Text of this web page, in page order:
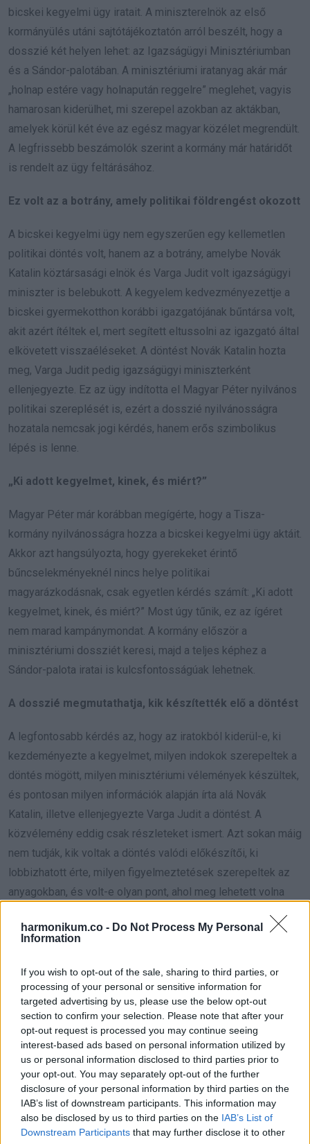
harmonikum.co - Do Not Process My Personal
Information
If you wish to opt-out of the sale, sharing to third parties, or
processing of your personal or sensitive information for
targeted advertising by us, please use the below opt-out
section to confirm your selection. Please note that after your
opt-out request is processed you may continue seeing
interest-based ads based on personal information utilized by
us or personal information disclosed to third parties prior to
your opt-out. You may separately opt-out of the further
disclosure of your personal information by third parties on the
IAB’s list of downstream participants. This information may
also be disclosed by us to third parties on the IAB’s List of
Downstream Participants that may further disclose it to other
bicskei kegyelmi ügy iratait. A miniszterelnök az első
kormányülés utáni sajtótájékoztatón arról beszélt, hogy a
dosszié két helyen lehet: az Igazságügyi Minisztériumban
és a Sándor-palotában. A minisztériumi iratanyag akár már
„holnap estére vagy holnapután reggelre” meglehet, vagyis
hamarosan kiderülhet, mi szerepel azokban az aktákban,
amelyek körül két éve az egész magyar közélet megrendült.
A legfrissebb beszámolók szerint a kormány már határidőt
is rendelt az ügy feltárásához.
Ez volt az a botrány, amely politikai földrengést okozott
A bicskei kegyelmi ügy nem egyszerűen egy kellemetlen
politikai döntés volt, hanem az a botrány, amelybe Novák
Katalin köztársasági elnök és Varga Judit volt igazságügyi
miniszter is belebukott. A kegyelem kedvezményezettje a
bicskei gyermekotthon korábbi igazgatójának bűntársa volt,
akit azért ítéltek el, mert segített eltussolni az igazgató által
elkövetett visszaéléseket. A döntést Novák Katalin hozta
meg, Varga Judit pedig igazságügyi miniszterként
ellenjegyezte. Ez az ügy indította el Magyar Péter nyilvános
politikai szereplését is, ezért a dosszié nyilvánosságra
hozatala nemcsak jogi kérdés, hanem erős szimbolikus
lépés is lenne.
„Ki adott kegyelmet, kinek, és miért?”
Magyar Péter már korábban megígérte, hogy a Tisza-
kormány nyilvánosságra hozza a bicskei kegyelmi ügy aktáit.
Akkor azt hangsúlyozta, hogy gyerekeket érintő
bűncselekményeknél nincs helye politikai
magyarázkodásnak, csak egyetlen kérdés számít: „Ki adott
kegyelmet, kinek, és miért?” Most úgy tűnik, ez az ígéret
nem marad kampánymondat. A kormány először a
minisztériumi dossziét keresi, majd a teljes képhez a
Sándor-palota iratai is kulcsfontosságúak lehetnek.
A dosszié megmutathatja, kik készítették elő a döntést
A legfontosabb kérdés az, hogy az iratokból kiderül-e, ki
kezdeményezte a kegyelmet, milyen indokok szerepeltek a
döntés mögött, milyen minisztériumi vélemények készültek,
és pontosan milyen információk alapján írta alá Novák
Katalin, illetve ellenjegyezte Varga Judit a döntést. A
közvélemény eddig csak részleteket ismert. Azt sokan máig
nem tudják, kik voltak a döntés valódi előkészítői, ki
lobbizhatott érte, milyen figyelmeztetések szerepeltek az
anyagokban, és volt-e olyan pont, ahol meg lehetett volna
Nem bosszúként, hanem gyermekvédelmi
A kegyelmi ügy aktáinak nyilvánosságra hozatala azért
különösen érzékeny kérdés, mert gyermekvédelmi ügyről
van szó. Itt nem lehet mindent lezárni azzal, hogy „politikai
felelősséget vállaltak”, majd továbbmenni. A bicskei ügyben
áldozatok voltak, gyerekek voltak, és egy olyan intézményi
rendszer, amelynek meg kellett volna védenie őket. Ha az
iratok valóban nyilvánosságra kerülnek, az új kormány azt
üzenheti vele: a gyermekvédelemben nincs titkolózás, nincs